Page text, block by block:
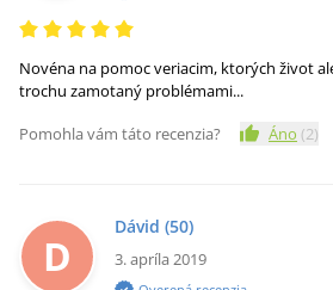
Novéna na pomoc veriacim, ktorých život
trochu zamotaný problémami...
Pomohla vám táto recenzia?
Áno (2)
D
Dávid (50)
3. apríla 2019